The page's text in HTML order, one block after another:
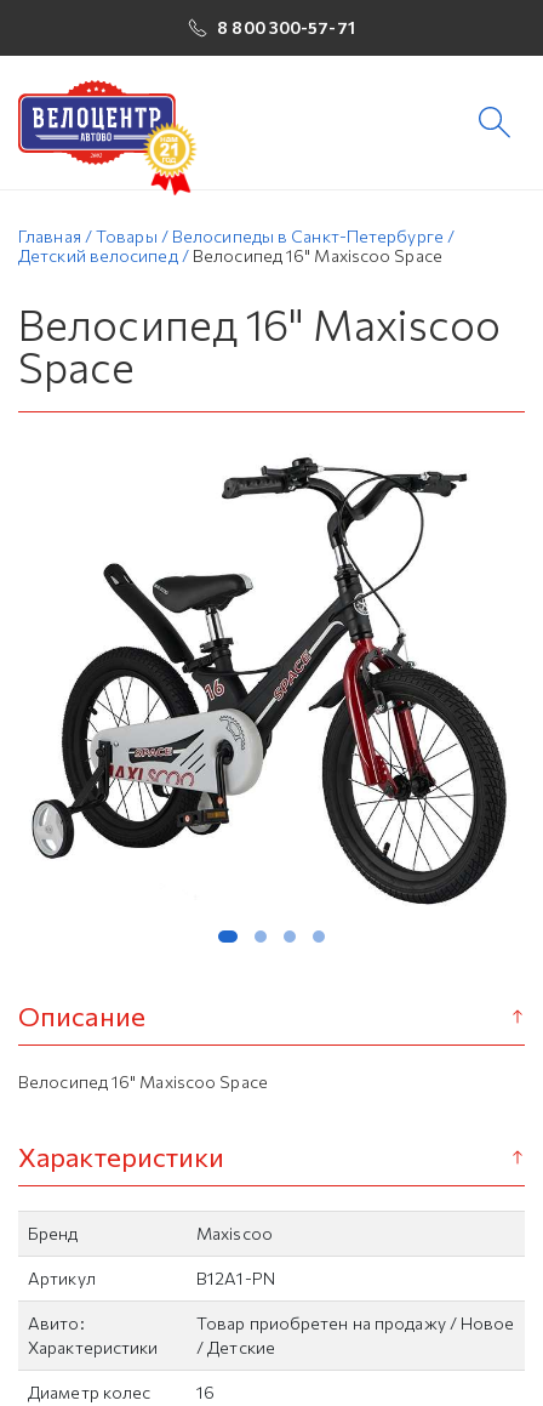
8 800 300-57-71
Главная /Товары / Велосипеды в Санкт-Петербурге /
Детский велосипед / Велосипед 16" Maxiscoo Space
Велосипед 16" Maxiscoo
Space
Описание
Велосипед 16" Maxiscoo Space
Характеристики
Бренд Maxiscoo
Артикул B12A1-PN
Авито:
Характеристики
Товар приобретен на продажу / Новое
/ Детские
Диаметр колес 16